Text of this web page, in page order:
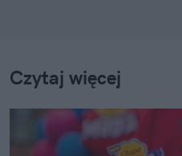
Czytaj więcej